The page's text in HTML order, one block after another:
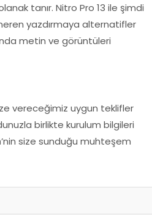
tanır. Nitro Pro 13 ile şimdi
yazdırmaya alternatifler
metin ve görüntüleri
vereceğimiz uygun teklifler
birlikte kurulum bilgileri
size sunduğu muhteşem